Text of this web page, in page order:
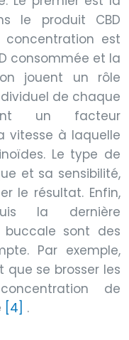
le produit CBD
est
consommée et la
jouent un rôle
de chaque
un facteur
vitesse à laquelle
Le type de
et sa sensibilité,
le résultat. Enfin,
la dernière
buccale sont des
Par exemple,
se brosser les
de
[4] .